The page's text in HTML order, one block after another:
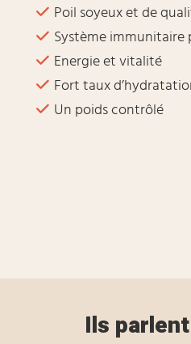
Poil soyeux et de
Système immunitaire
Energie et vitalité
Fort taux
Un poids contrôlé
Ils